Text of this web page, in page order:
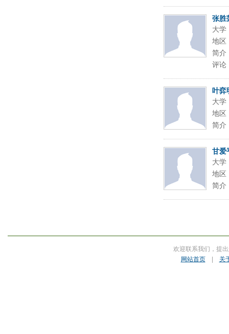
张胜
大学
地区
简介
评论
叶弈
大学
地区
简介
甘爱
大学
地区
简介
欢迎联系我们，提
网站首页| 关